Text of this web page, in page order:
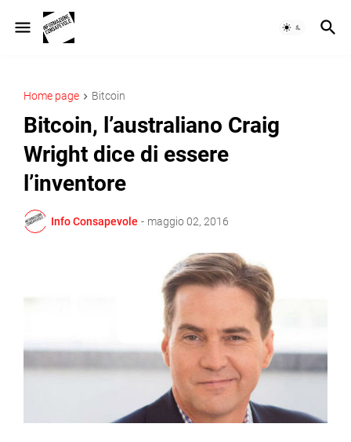
Home page Bitcoin
Bitcoin, l’australiano Craig
Wright dice di essere
l’inventore
Info Consapevole - maggio 02, 2016